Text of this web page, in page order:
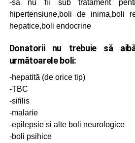
-sa nu fii sub tratament
hipertensiune,boli de inima,boli
hepatice,boli endocrine
Donatorii nu trebuie să
următoarele boli:
-hepatită (de orice tip)
-TBC
-sifilis
-malarie
-epilepsie si alte boli neurologice
-boli psihice